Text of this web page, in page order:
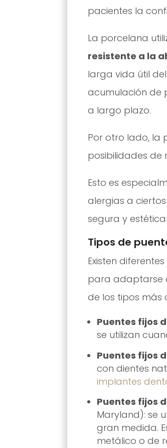
pacientes la
La porcelana
resistente a la
larga vida útil
acumulación de
a largo plazo.
Por otro lado, la
posibilidades de
Esto es
alergias a
segura y
Tipos de
Existen
para adaptarse
de los tipos más
Puentes fijos
se utilizan
Puentes fijos
con dientes
implantes
Puentes fijos
Maryland): se
gran medida.
metálico o de